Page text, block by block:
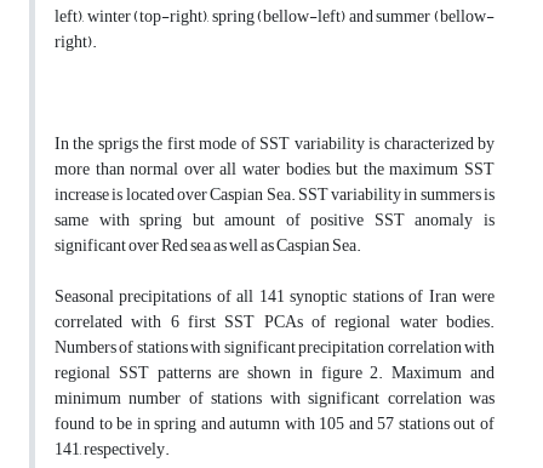
left), winter (top-right), spring (bellow-left) and summer (bellow-
right).
In the sprigs the first mode of SST variability is characterized by
more than normal over all water bodies, but the maximum SST
increase is located over Caspian Sea. SST variability in summers is
same with spring but amount of positive SST anomaly is
significant over Red sea as well as Caspian Sea.
Seasonal precipitations of all 141 synoptic stations of Iran were
correlated with 6 first SST PCAs of regional water bodies.
Numbers of stations with significant precipitation correlation with
regional SST patterns are shown in figure 2. Maximum and
minimum number of stations with significant correlation was
found to be in spring and autumn with 105 and 57 stations out of
141, respectively.